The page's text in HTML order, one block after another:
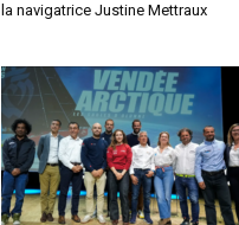
la navigatrice Justine Mettraux